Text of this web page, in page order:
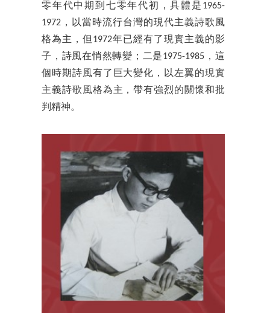
零年代中期到七零年代初，具體是1965-
1972，以當時流行台灣的現代主義詩歌風
格為主，但1972年已經有了現實主義的影
子，詩風在悄然轉變；二是1975-1985，這
個時期詩風有了巨大變化，以左翼的現實
主義詩歌風格為主，帶有強烈的關懷和批
判精神。